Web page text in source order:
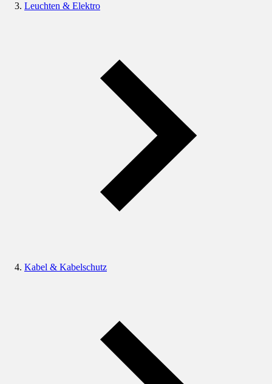
Leuchten & Elektro
Kabel & Kabelschutz